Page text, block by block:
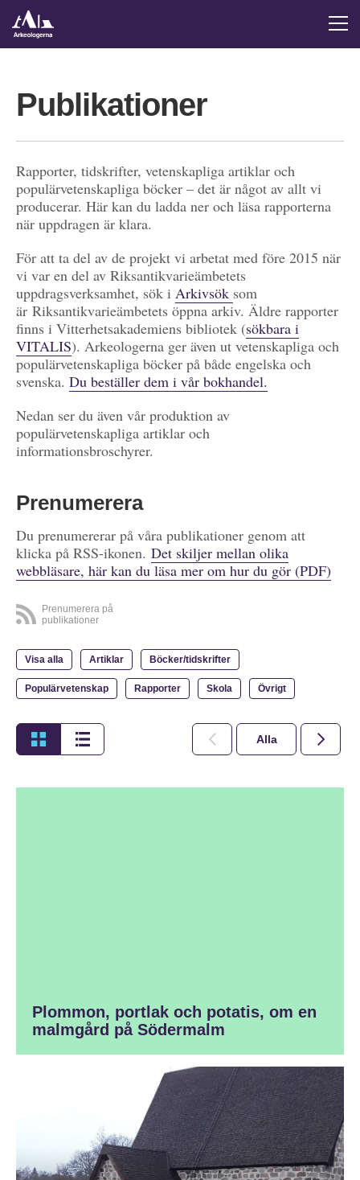
Publikationer
Rapporter, tidskrifter, vetenskapliga artiklar och
populärvetenskapliga böcker – det är något av allt vi
producerar. Här kan du ladda ner och läsa rapporterna
när uppdragen är klara.
För att ta del av de projekt vi arbetat med före 2015 när
vi var en del av Riksantikvarieämbetets
uppdragsverksamhet, sök i Arkivsök som
är Riksantikvarieämbetets öppna arkiv. Äldre rapporter
finns i Vitterhetsakademiens bibliotek (sökbara i
VITALIS). Arkeologerna ger även ut vetenskapliga och
populärvetenskapliga böcker på både engelska och
svenska. Du beställer dem i vår bokhandel.
Nedan ser du även vår produktion av
populärvetenskapliga artiklar och
informationsbroschyrer.
Prenumerera
Du prenumererar på våra publikationer genom att
klicka på RSS-ikonen. Det skiljer mellan olika
webbläsare, här kan du läsa mer om hur du gör (PDF)
Prenumerera på
publikationer
Visa alla Artiklar Böcker/tidskrifter
Populärvetenskap Rapporter Skola Övrigt
Alla 2026
Plommon, portlak och potatis, om en
malmgård på Södermalm